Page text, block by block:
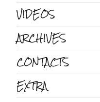
VIDEOS
ARCHIVES
CONTACTS
EXTRA